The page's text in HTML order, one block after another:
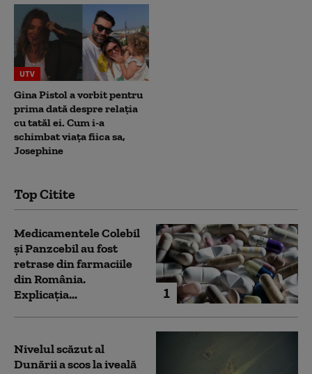
UTV
Gina Pistol a vorbit pentru
prima dată despre relația
cu tatăl ei. Cum i-a
schimbat viața fiica sa,
Josephine
Top Citite
1
Medicamentele Colebil
și Panzcebil au fost
retrase din farmaciile
din România.
Explicația...
Nivelul scăzut al
Dunării a scos la iveală